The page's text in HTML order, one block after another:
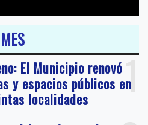
1
El Municipio renovó
y espacios públicos en
localidades